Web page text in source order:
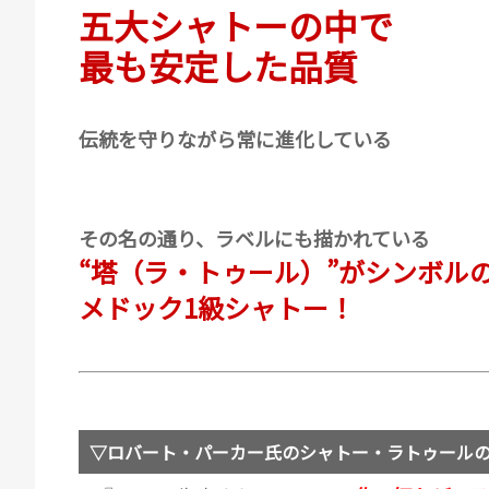
五大シャトーの中で
最も安定した品質
伝統を守りながら常に進化している
その名の通り、ラベルにも描かれている
“塔（ラ・トゥール）”がシンボル
メドック1級シャトー！
▽ロバート・パーカー氏のシャトー・ラトゥール